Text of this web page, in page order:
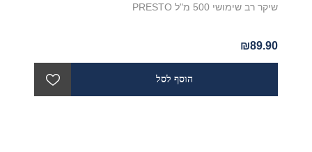
שיקר רב שימושי 500 מ"ל PRESTO
₪89.90